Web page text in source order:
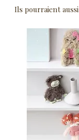
Ils pourraient